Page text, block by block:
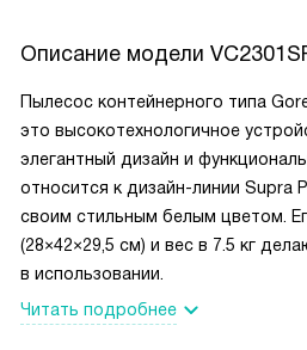
Описание модели
Пылесос контейнерного типа
это высокотехнологичное
элегантный дизайн и
относится к дизайн-линии Supra
своим стильным белым цветом.
(28×42×29,5 см) и вес в 7.5 кг
в использовании.
Читать подробнее